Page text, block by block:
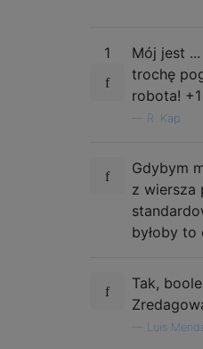
1
Mój jest
trochę
robota! +1
R. Kap.
Gdybym
z wiersza
byłoby to
Tak,
Luis